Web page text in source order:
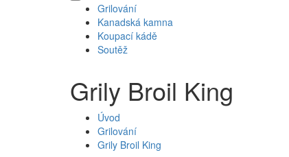
Grilování
Kanadská kamna
Koupací kádě
Soutěž
Grily Broil King
Úvod
Grilování
Grily Broil King